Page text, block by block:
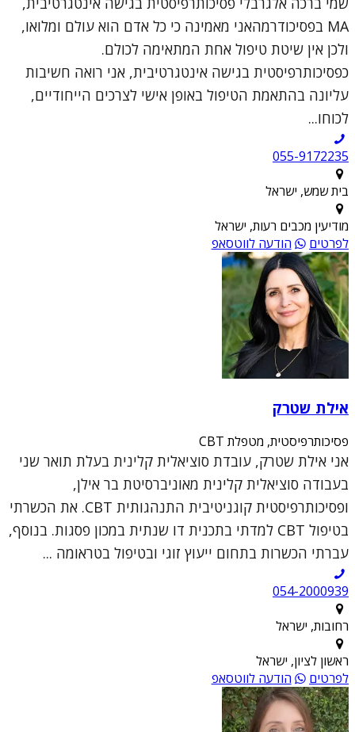
MA בפסיכודרמהאני מאמינה כי כל אדם הוא עולם ומלואו,
ולכן אין שיטת טיפול אחת המתאימה לכולם.
כפסיכותרפיסטית בגישה אינטגרטיבית, אני רואה חשיבות
עליונה בהתאמת הטיפול באופן אישי לצרכים הייחודיים,
לכוחו...
055-9172235
בית שמש, ישראל
מודיעין מכבים רעות, ישראל
לפרטים
הודעה לווטסאפ
אילת שטרק
פסיכותרפיסטית, מטפלת CBT
אני אילת שטרק, עובדת סוציאלית קלינית בעלת תואר שני
בעבודה סוציאלית קלינית מאוניברסיטת בר אילן,
ופסיכותרפיסטית קוגניטיבית התנהגותית CBT. את הכשרתי
בטיפול CBT למדתי בתכנית דו שנתית במכון פסגות. בנוסף,
עברתי הכשרות בתחום ייעוץ זוגי ובטיפול בטראומה ...
054-2000939
רחובות, ישראל
ראשון לציון, ישראל
לפרטים
הודעה לווטסאפ